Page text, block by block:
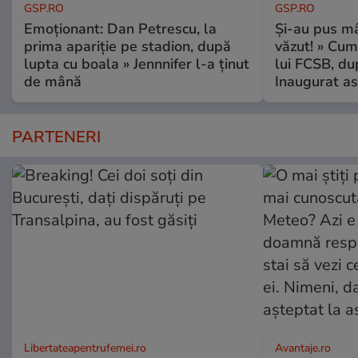
GSP.RO
Emoționant: Dan Petrescu, la
prima apariție pe stadion, după
lupta cu boala » Jennnifer l-a ținut
de mână
GSP.RO
Și-au pus
văzut! »
lui FCSB,
Inaugurat
PARTENERI
Libertateapentrufemei.ro Avantaje.ro